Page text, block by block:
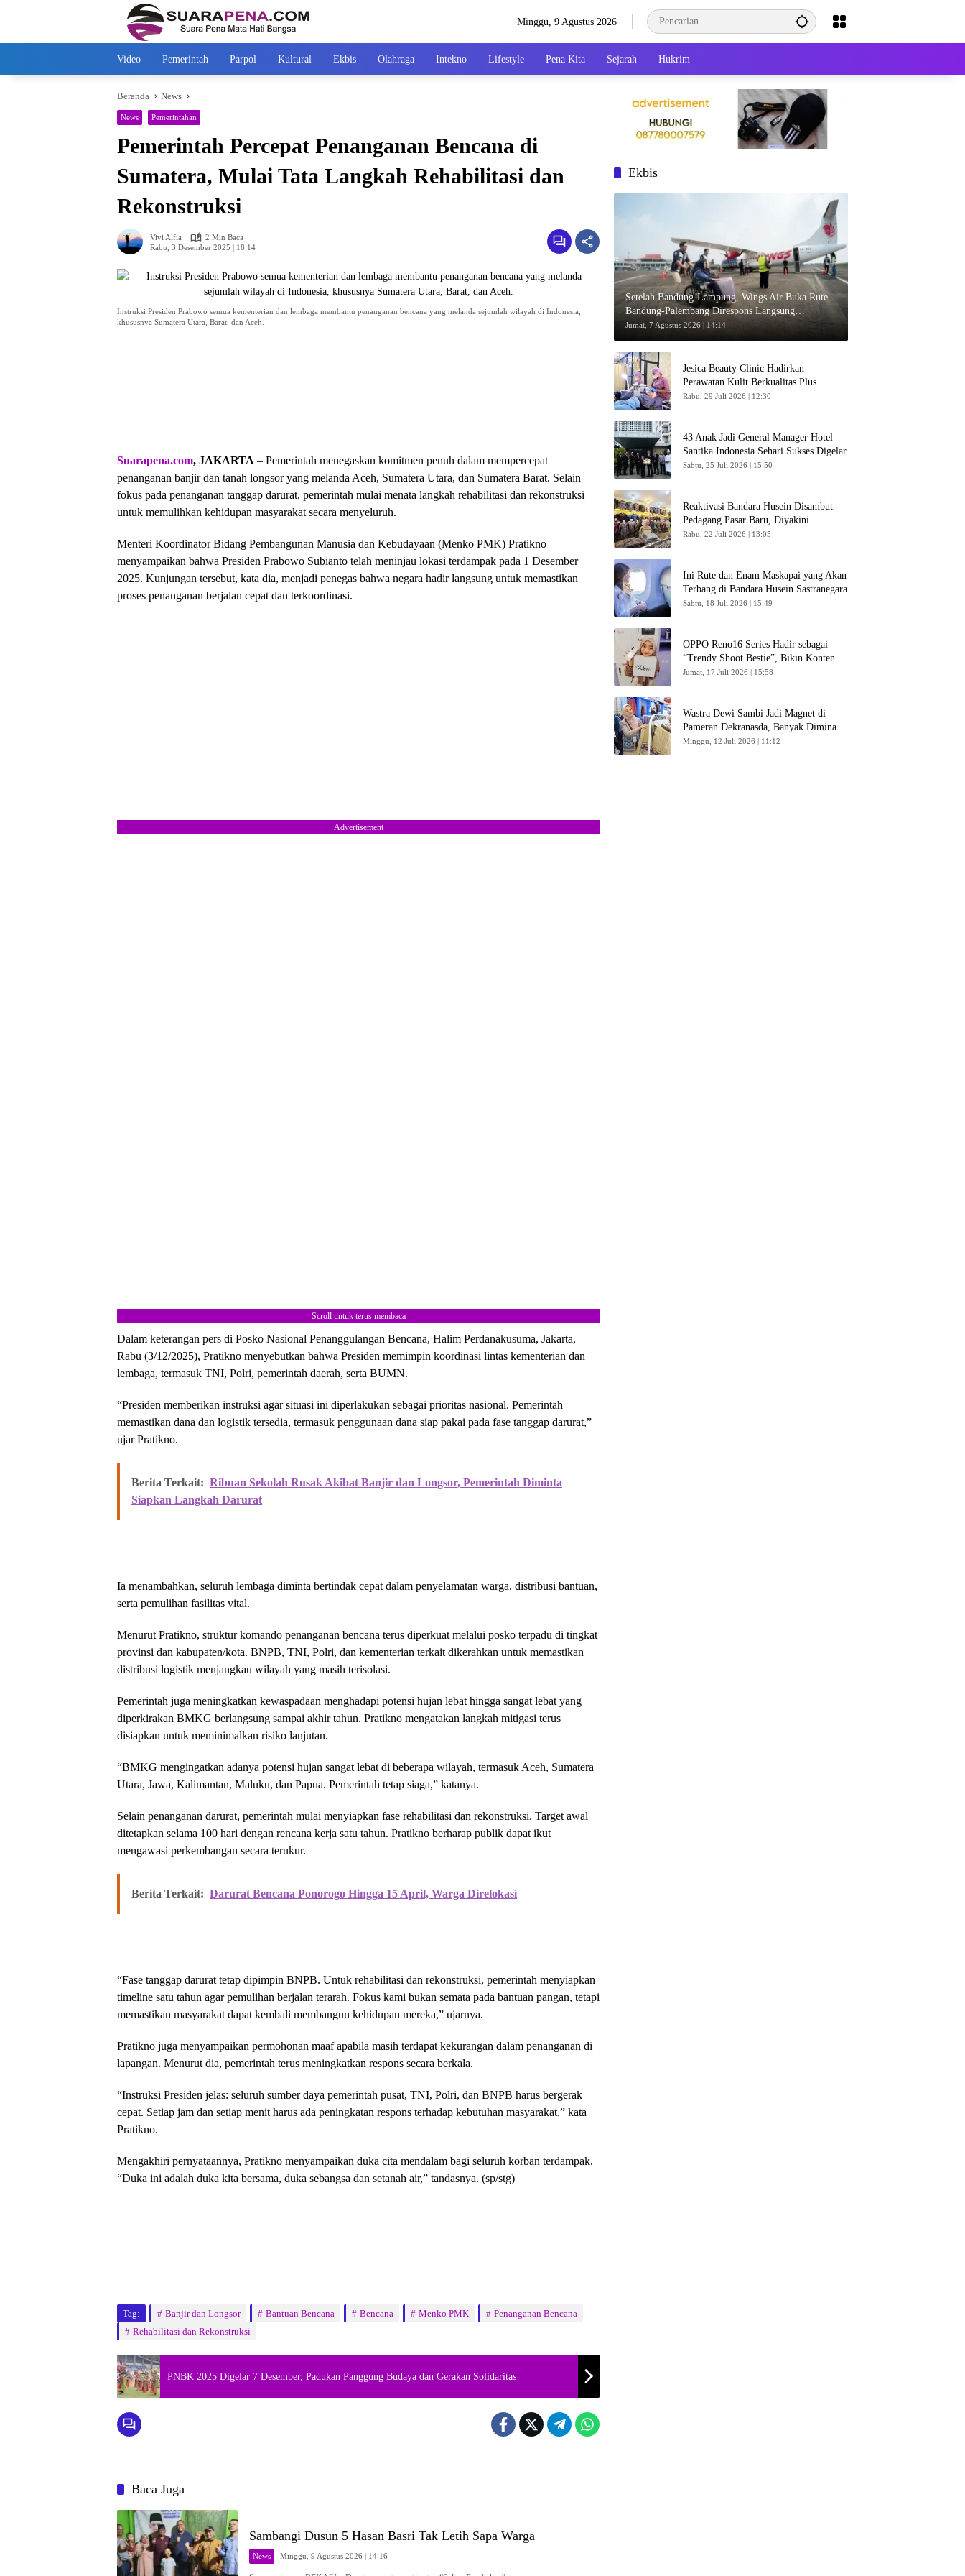
Minggu, 9 Agustus 2026
Video Pemerintah Parpol Kultural Ekbis Olahraga Intekno Lifestyle Pena Kita Sejarah Hukrim
Beranda News
News Pemerintahan
Pemerintah Percepat Penanganan Bencana di
Sumatera, Mulai Tata Langkah Rehabilitasi dan
Rekonstruksi
Vivi Alfia
2 Min Baca
Rabu, 3 Desember 2025 | 18:14
Instruksi Presiden Prabowo semua kementerian dan lembaga membantu penanganan bencana yang melanda sejumlah wilayah di Indonesia,
khususnya Sumatera Utara, Barat, dan Aceh.
Suarapena.com, JAKARTA – Pemerintah menegaskan komitmen penuh dalam mempercepat
penanganan banjir dan tanah longsor yang melanda Aceh, Sumatera Utara, dan Sumatera Barat. Selain
fokus pada penanganan tanggap darurat, pemerintah mulai menata langkah rehabilitasi dan rekonstruksi
untuk memulihkan kehidupan masyarakat secara menyeluruh.
Menteri Koordinator Bidang Pembangunan Manusia dan Kebudayaan (Menko PMK) Pratikno
menyampaikan bahwa Presiden Prabowo Subianto telah meninjau lokasi terdampak pada 1 Desember
2025. Kunjungan tersebut, kata dia, menjadi penegas bahwa negara hadir langsung untuk memastikan
proses penanganan berjalan cepat dan terkoordinasi.
Advertisement
Scroll untuk terus membaca
Dalam keterangan pers di Posko Nasional Penanggulangan Bencana, Halim Perdanakusuma, Jakarta,
Rabu (3/12/2025), Pratikno menyebutkan bahwa Presiden memimpin koordinasi lintas kementerian dan
lembaga, termasuk TNI, Polri, pemerintah daerah, serta BUMN.
“Presiden memberikan instruksi agar situasi ini diperlakukan sebagai prioritas nasional. Pemerintah
memastikan dana dan logistik tersedia, termasuk penggunaan dana siap pakai pada fase tanggap darurat,”
ujar Pratikno.
Berita Terkait: Ribuan Sekolah Rusak Akibat Banjir dan Longsor, Pemerintah Diminta
Siapkan Langkah Darurat
Ia menambahkan, seluruh lembaga diminta bertindak cepat dalam penyelamatan warga, distribusi bantuan,
serta pemulihan fasilitas vital.
Menurut Pratikno, struktur komando penanganan bencana terus diperkuat melalui posko terpadu di tingkat
provinsi dan kabupaten/kota. BNPB, TNI, Polri, dan kementerian terkait dikerahkan untuk memastikan
distribusi logistik menjangkau wilayah yang masih terisolasi.
Pemerintah juga meningkatkan kewaspadaan menghadapi potensi hujan lebat hingga sangat lebat yang
diperkirakan BMKG berlangsung sampai akhir tahun. Pratikno mengatakan langkah mitigasi terus
disiapkan untuk meminimalkan risiko lanjutan.
“BMKG mengingatkan adanya potensi hujan sangat lebat di beberapa wilayah, termasuk Aceh, Sumatera
Utara, Jawa, Kalimantan, Maluku, dan Papua. Pemerintah tetap siaga,” katanya.
Selain penanganan darurat, pemerintah mulai menyiapkan fase rehabilitasi dan rekonstruksi. Target awal
ditetapkan selama 100 hari dengan rencana kerja satu tahun. Pratikno berharap publik dapat ikut
mengawasi perkembangan secara terukur.
Berita Terkait: Darurat Bencana Ponorogo Hingga 15 April, Warga Direlokasi
“Fase tanggap darurat tetap dipimpin BNPB. Untuk rehabilitasi dan rekonstruksi, pemerintah menyiapkan
timeline satu tahun agar pemulihan berjalan terarah. Fokus kami bukan semata pada bantuan pangan, tetapi
memastikan masyarakat dapat kembali membangun kehidupan mereka,” ujarnya.
Pratikno juga menyampaikan permohonan maaf apabila masih terdapat kekurangan dalam penanganan di
lapangan. Menurut dia, pemerintah terus meningkatkan respons secara berkala.
“Instruksi Presiden jelas: seluruh sumber daya pemerintah pusat, TNI, Polri, dan BNPB harus bergerak
cepat. Setiap jam dan setiap menit harus ada peningkatan respons terhadap kebutuhan masyarakat,” kata
Pratikno.
Mengakhiri pernyataannya, Pratikno menyampaikan duka cita mendalam bagi seluruh korban terdampak.
“Duka ini adalah duka kita bersama, duka sebangsa dan setanah air,” tandasnya. (sp/stg)
Tag: Banjir dan Longsor Bantuan Bencana Bencana Menko PMK
Penanganan Bencana
Rehabilitasi dan Rekonstruksi
PNBK 2025 Digelar 7 Desember, Padukan Panggung Budaya dan Gerakan Solidaritas
Baca Juga
Sambangi Dusun 5 Hasan Basri Tak Letih Sapa Warga
News Minggu, 9 Agustus 2026 | 14:16
Ekbis
Setelah Bandung-Lampung, Wings Air Buka Rute
Bandung-Palembang Direspons Langsung
Penumpang
Jumat, 7 Agustus 2026 | 14:14
Jesica Beauty Clinic Hadirkan
Perawatan Kulit Berkualitas Plus
Konsultasi Gratis
Rabu, 29 Juli 2026 | 12:30
43 Anak Jadi General Manager Hotel
Santika Indonesia Sehari Sukses Digelar
Sabtu, 25 Juli 2026 | 15:50
Reaktivasi Bandara Husein Disambut
Pedagang Pasar Baru, Diyakini
Bangkitkan Kembali Ekonomi Bandung
Rabu, 22 Juli 2026 | 13:05
Ini Rute dan Enam Maskapai yang Akan
Terbang di Bandara Husein Sastranegara
Sabtu, 18 Juli 2026 | 15:49
OPPO Reno16 Series Hadir sebagai
“Trendy Shoot Bestie”, Bikin Konten
Kreator Makin Betah
Jumat, 17 Juli 2026 | 15:58
Wastra Dewi Sambi Jadi Magnet di
Pameran Dekranasda, Banyak Diminati
Pengunjung
Minggu, 12 Juli 2026 | 11:12